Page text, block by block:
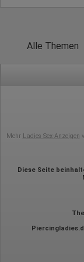
auf unserer
Geografischer
Referrer URL
Klicks
Eindeutige
Antworten auf
Alle Themen
Mehr Ladies Sex-Anzeigen
Diese Seite